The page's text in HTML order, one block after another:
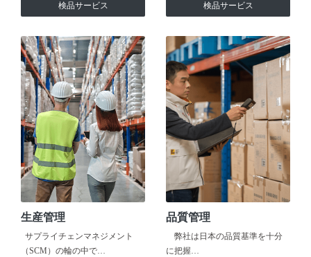
検品サービス 検品サービス
生産管理
サプライチェンマネジメント
（SCM）の輪の中で…
品質管理
弊社は日本の品質基準を十分
に把握…